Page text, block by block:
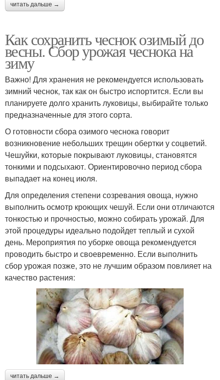
читать дальше →
Как сохранить чеснок озимый до
весны. Сбор урожая чеснока на
зиму
Важно! Для хранения не рекомендуется использовать
зимний чеснок, так как он быстро испортится. Если вы
планируете долго хранить луковицы, выбирайте только
предназначенные для этого сорта.
О готовности сбора озимого чеснока говорит
возникновение небольших трещин обертки у соцветий.
Чешуйки, которые покрывают луковицы, становятся
тонкими и подсыхают. Ориентировочно период сбора
выпадает на конец июля.
Для определения степени созревания овоща, нужно
выполнить осмотр кроющих чешуй. Если они отличаются
тонкостью и прочностью, можно собирать урожай. Для
этой процедуры идеально подойдет теплый и сухой
день. Мероприятия по уборке овоща рекомендуется
проводить быстро и своевременно. Если выполнить
сбор урожая позже, это не лучшим образом повлияет на
качество растения:
читать дальше →